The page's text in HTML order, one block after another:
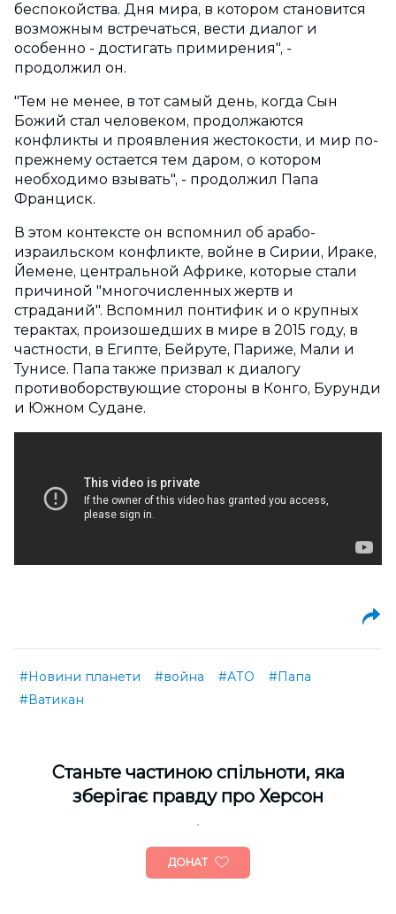
беспокойства. Дня мира, в котором становится
возможным встречаться, вести диалог и
особенно - достигать примирения", -
продолжил он.
"Тем не менее, в тот самый день, когда Сын
Божий стал человеком, продолжаются
конфликты и проявления жестокости, и мир по-
прежнему остается тем даром, о котором
необходимо взывать", - продолжил Папа
Франциск.
В этом контексте он вспомнил об арабо-
израильском конфликте, войне в Сирии, Ираке,
Йемене, центральной Африке, которые стали
причиной "многочисленных жертв и
страданий". Вспомнил понтифик и о крупных
терактах, произошедших в мире в 2015 году, в
частности, в Египте, Бейруте, Париже, Мали и
Тунисе. Папа также призвал к диалогу
противоборствующие стороны в Конго, Бурунди
и Южном Судане.
#Новини планети #война #АТО
#Папа
#Ватикан
Cтаньте частиною спільноти, яка
зберігає правду про Херсон
ДОНАТ